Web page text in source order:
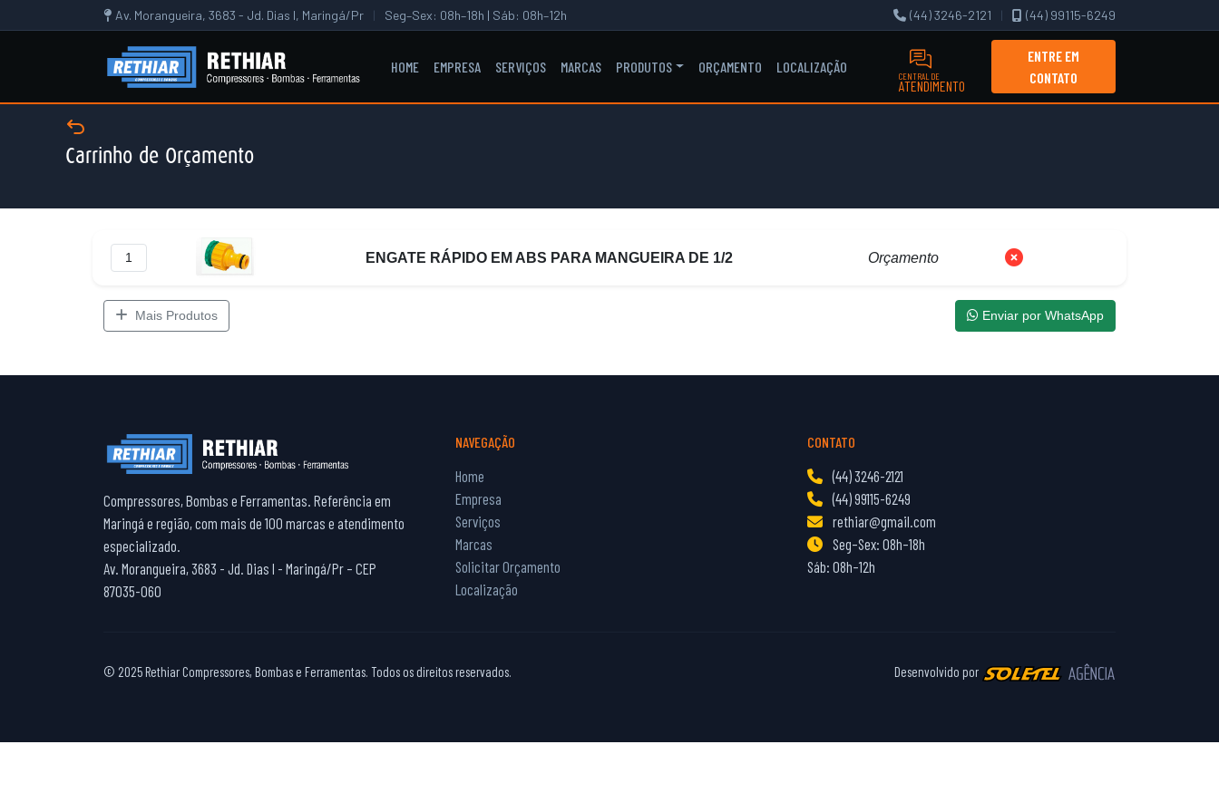
Av. Morangueira, 3683 - Jd. Dias I, Maringá/Pr | Seg–Sex: 08h–18h | Sáb: 08h–12h (44) 3246-2121 | (44) 99115-6249
HOME EMPRESA SERVIÇOS MARCAS PRODUTOS ORÇAMENTO LOCALIZAÇÃO
CENTRAL DE
ATENDIMENTO
ENTRE EM
CONTATO
Carrinho de Orçamento
ENGATE RÁPIDO EM ABS PARA MANGUEIRA DE 1/2 Orçamento
Mais Produtos Enviar por WhatsApp
Compressores, Bombas e Ferramentas. Referência em
Maringá e região, com mais de 100 marcas e atendimento
especializado.
Av. Morangueira, 3683 - Jd. Dias I - Maringá/Pr – CEP
87035-060
NAVEGAÇÃO
Home
Empresa
Serviços
Marcas
Solicitar Orçamento
Localização
CONTATO
(44) 3246-2121
(44) 99115-6249
rethiar@gmail.com
Seg–Sex: 08h–18h
Sáb: 08h–12h
© 2025 Rethiar Compressores, Bombas e Ferramentas. Todos os direitos reservados. Desenvolvido por